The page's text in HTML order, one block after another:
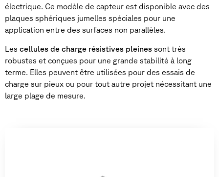
électrique. Ce modèle de capteur est disponible avec des
plaques sphériques jumelles spéciales pour une
application entre des surfaces non parallèles.
Les cellules de charge résistives pleines sont très
robustes et conçues pour une grande stabilité à long
terme. Elles peuvent être utilisées pour des essais de
charge sur pieux ou pour tout autre projet nécessitant une
large plage de mesure.